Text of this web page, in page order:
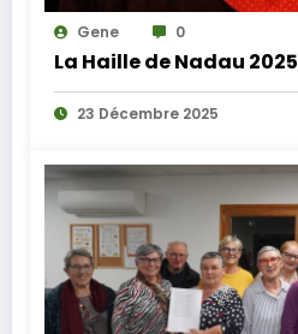
Gene 0
La Haille de Nadau 2025
23 Décembre 2025